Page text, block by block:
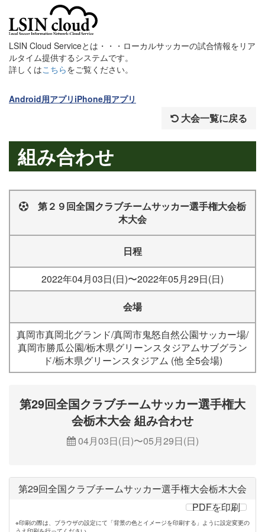
LSIN Cloud Serviceとは・・・ローカルサッカーの試合情報をリア
ルタイム提供するシステムです。
詳しくはこちらをご覧ください。
Android用アプリ iPhone用アプリ
大会一覧に戻る
組み合わせ
第２９回全国クラブチームサッカー選手権大会栃
木大会
日程
2022年04月03日(日)〜2022年05月29日(日)
会場
真岡市真岡北グランド/真岡市鬼怒自然公園サッカー場/
真岡市勝瓜公園/栃木県グリーンスタジアムサブグラン
ド/栃木県グリーンスタジアム (他 全5会場)
第29回全国クラブチームサッカー選手権大
会栃木大会 組み合わせ
04月03日(日)〜05月29日(日)
第29回全国クラブチームサッカー選手権大会栃木大会
PDFを印刷
※印刷の際は、ブラウザの設定にて「背景の色とイメージを印刷する」ように設定変更の